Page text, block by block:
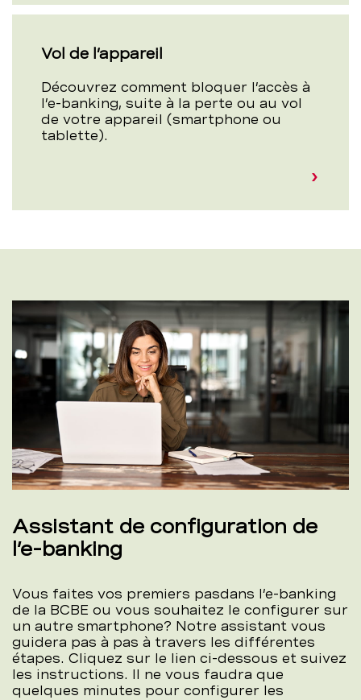
Vol de l’appareil
Découvrez comment bloquer l’accès à
l’e-banking, suite à la perte ou au vol
de votre appareil (smartphone ou
tablette).
Assistant de configuration de
l’e-banking
Vous faites vos premiers pasdans l’e-banking
de la BCBE ou vous souhaitez le configurer sur
un autre smartphone? Notre assistant vous
guidera pas à pas à travers les différentes
étapes. Cliquez sur le lien ci-dessous et suivez
les instructions. Il ne vous faudra que
quelques minutes pour configurer les